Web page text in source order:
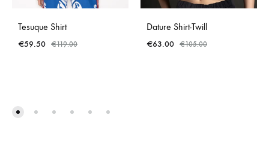
Tesuque Shirt
€59.50 €119.00
Dature Shirt-Twill
€63.00 €105.00